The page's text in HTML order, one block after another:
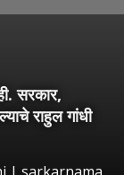
सरकार,
राहुल गांधी